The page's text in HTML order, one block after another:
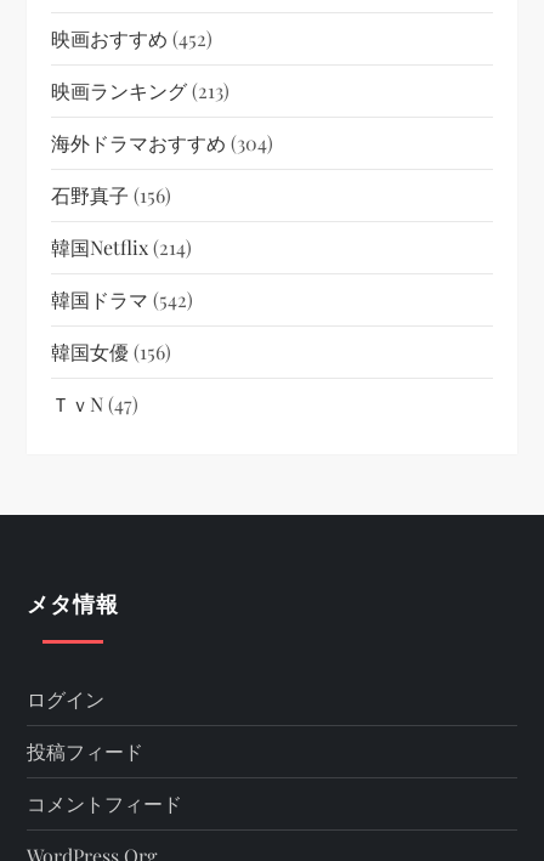
映画おすすめ (452)
映画ランキング(213)
海外ドラマおすすめ (304)
石野真子 (156)
韓国netflix(214)
韓国ドラマ (542)
韓国女優(156)
ＴｖN(47)
メタ情報
ログイン
投稿フィード
コメントフィード
WordPress.org